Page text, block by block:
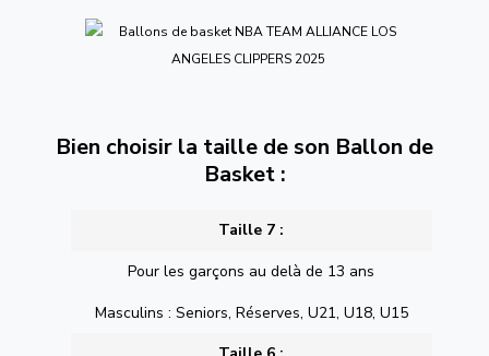
Bien choisir la taille de son Ballon de
Basket :
Taille 7 :
Pour les garçons au delà de 13 ans
Masculins : Seniors, Réserves, U21, U18, U15